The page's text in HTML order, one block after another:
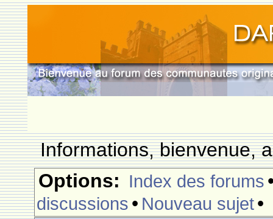
Informations, bienvenue,
Options: Index des forums
discussions • Nouveau sujet•